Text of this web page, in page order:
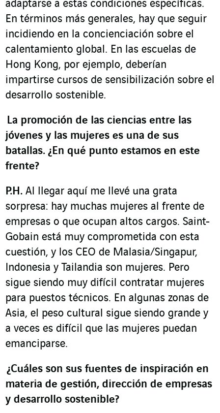
adaptarse a estas condiciones específicas.
En términos más generales, hay que seguir
incidiendo en la concienciación sobre el
calentamiento global. En las escuelas de
Hong Kong, por ejemplo, deberían
impartirse cursos de sensibilización sobre el
desarrollo sostenible.
La promoción de las ciencias entre las
jóvenes y las mujeres es una de sus
batallas. ¿En qué punto estamos en este
frente?
P.H. Al llegar aquí me llevé una grata
sorpresa: hay muchas mujeres al frente de
empresas o que ocupan altos cargos. Saint-
Gobain está muy comprometida con esta
cuestión, y los CEO de Malasia/Singapur,
Indonesia y Tailandia son mujeres. Pero
sigue siendo muy difícil contratar mujeres
para puestos técnicos. En algunas zonas de
Asia, el peso cultural sigue siendo grande y
a veces es difícil que las mujeres puedan
emanciparse.
¿Cuáles son sus fuentes de inspiración en
materia de gestión, dirección de empresas
y desarrollo sostenible?